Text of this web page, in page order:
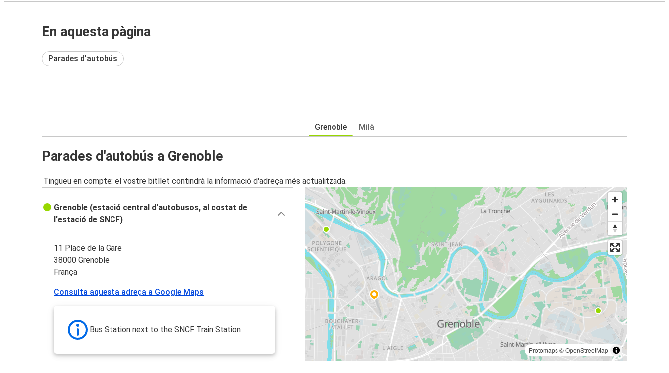
En aquesta pàgina
Parades d'autobús
Grenoble Milà
Parades d'autobús a Grenoble
Tingueu en compte: el vostre bitllet contindrà la informació d'adreça més actualitzada.
Protomaps©OpenStreetMap
Grenoble (estació central d'autobusos, al costat de
l'estació de SNCF)
11 Place de la Gare
38000 Grenoble
França
Consulta aquesta adreça a Google Maps
Bus Station next to the SNCF Train Station